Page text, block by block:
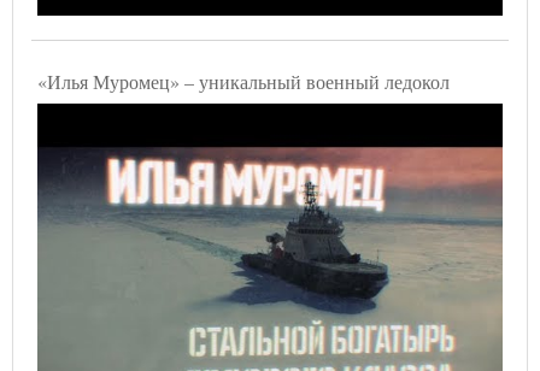
«Илья Муромец» – уникальный военный ледокол